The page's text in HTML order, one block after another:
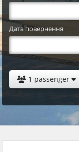
Дата повернення
1 passenger